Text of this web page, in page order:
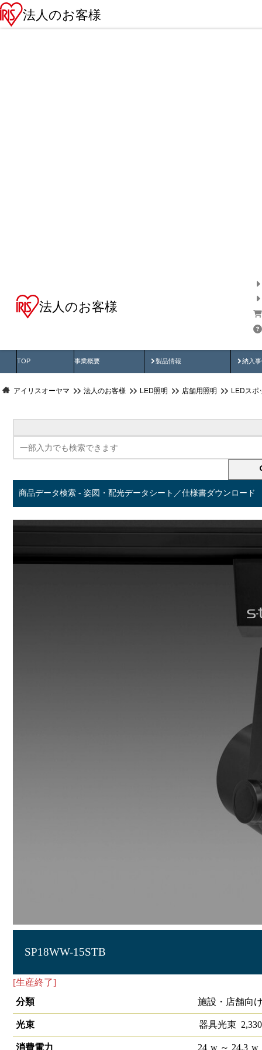
法人のお客様
法人のお客様
TOP 事業概要 製品情報
製品動画 納入
納
アイリスオーヤマ 法人のお客様 LED照明 店舗用照明 LEDスポ
商品データ検索 - 姿図・配光データシート／仕様書ダウンロード
SP18WW-15STB
[生産終了]
分類
施設・店舗向
光束 器具光束 2,330
消費電力 24 w～ 24.3 w